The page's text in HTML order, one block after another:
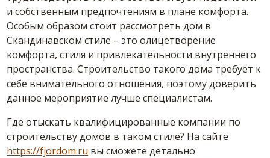
и собственным предпочтениям в плане комфорта.
Особым образом стоит рассмотреть дом в
Скандинавском стиле – это олицетворение
комфорта, стиля и привлекательности внутреннего
пространства. Строительство такого дома требует к
себе внимательного отношения, поэтому доверить
данное мероприятие лучше специалистам.
Где отыскать квалифицированные компании по
строительству домов в таком стиле? На сайте
https://fjordom.ru вы сможете детально